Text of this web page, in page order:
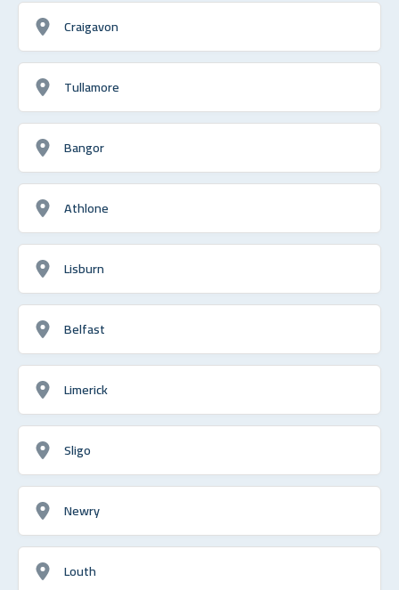
Craigavon
Tullamore
Bangor
Athlone
Lisburn
Belfast
Limerick
Sligo
Newry
Louth